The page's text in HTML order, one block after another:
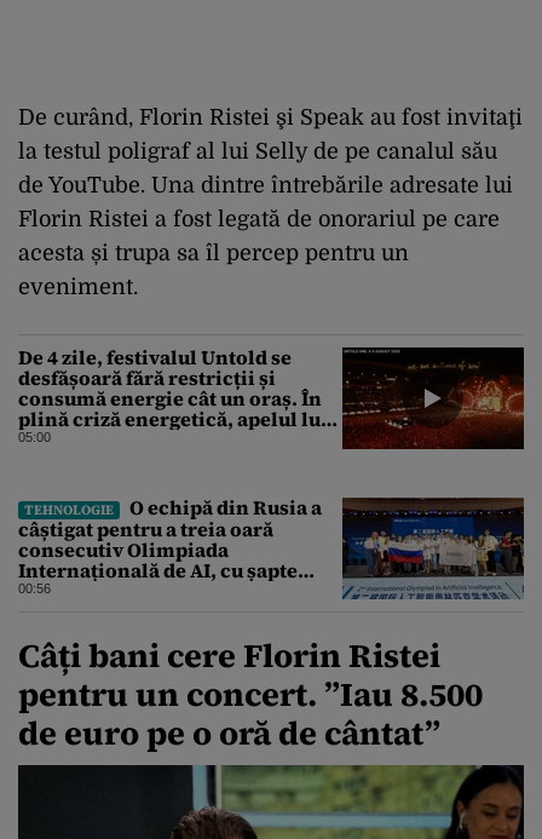
De curând, Florin Ristei şi Speak au fost invitaţi
la testul poligraf al lui Selly de pe canalul său
de YouTube. Una dintre întrebările adresate lui
Florin Ristei a fost legată de onorariul pe care
acesta și trupa sa îl percep pentru un
eveniment.
De 4 zile, festivalul Untold se
desfășoară fără restricții și
consumă energie cât un oraș. În
plină criză energetică, apelul lui
Bolojan de economisire a
partid, Emil Boc
05:00
TEHNOLOGIE
O echipă din Rusia a
câștigat pentru a treia oară
consecutiv Olimpiada
Internațională de AI, cu șapte
medalii din aur și una de bronz
00:56
Câți bani cere Florin Ristei
pentru un concert. ”Iau 8.500
de euro pe o oră de cântat”